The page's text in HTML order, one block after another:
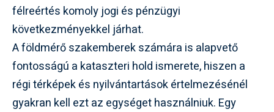
félreértés komoly jogi és pénzügyi
következményekkel járhat.
A földmérő szakemberek számára is alapvető
fontosságú a kataszteri hold ismerete, hiszen a
régi térképek és nyilvántartások értelmezésénél
gyakran kell ezt az egységet használniuk. Egy